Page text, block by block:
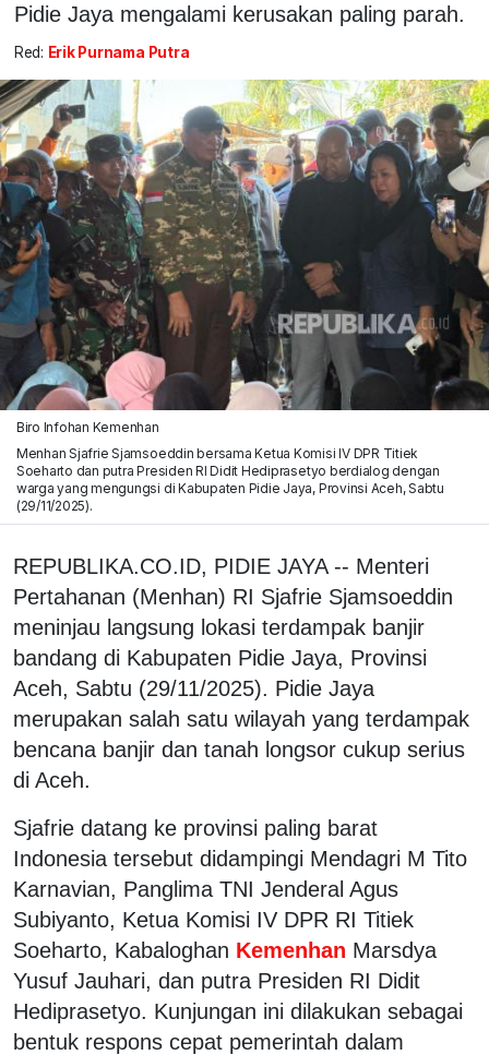
Pidie Jaya mengalami kerusakan paling parah.
Red: Erik Purnama Putra
Biro Infohan Kemenhan
Menhan Sjafrie Sjamsoeddin bersama Ketua Komisi IV DPR Titiek
Soeharto dan putra Presiden RI Didit Hediprasetyo berdialog dengan
warga yang mengungsi di Kabupaten Pidie Jaya, Provinsi Aceh, Sabtu
(29/11/2025).
REPUBLIKA.CO.ID, PIDIE JAYA -- Menteri
Pertahanan (Menhan) RI Sjafrie Sjamsoeddin
meninjau langsung lokasi terdampak banjir
bandang di Kabupaten Pidie Jaya, Provinsi
Aceh, Sabtu (29/11/2025). Pidie Jaya
merupakan salah satu wilayah yang terdampak
bencana banjir dan tanah longsor cukup serius
di Aceh.
Sjafrie datang ke provinsi paling barat
Indonesia tersebut didampingi Mendagri M Tito
Karnavian, Panglima TNI Jenderal Agus
Subiyanto, Ketua Komisi IV DPR RI Titiek
Soeharto, Kabaloghan Kemenhan Marsdya
Yusuf Jauhari, dan putra Presiden RI Didit
Hediprasetyo. Kunjungan ini dilakukan sebagai
bentuk respons cepat pemerintah dalam